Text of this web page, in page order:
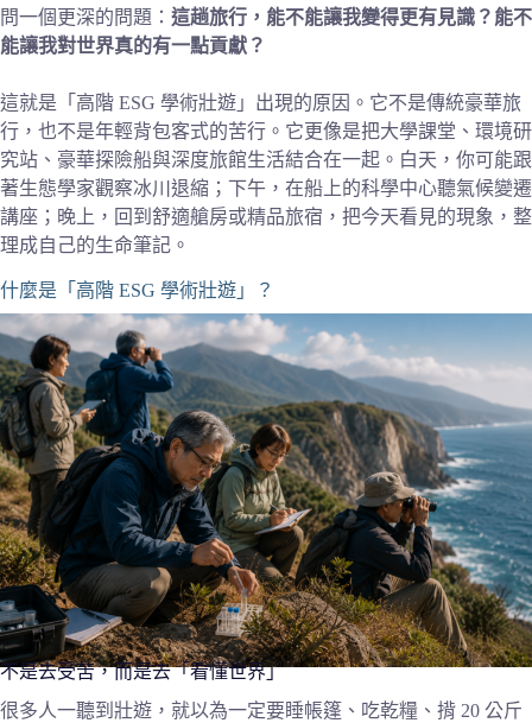
問一個更深的問題： 這趟旅行，能不能讓我變得更有見識？能不
能讓我對世界真的有一點貢獻？
這就是「高階 ESG 學術壯遊」出現的原因。它不是傳統豪華旅
行，也不是年輕背包客式的苦行。它更像是把大學課堂、環境研
究站、豪華探險船與深度旅館生活結合在一起。白天，你可能跟
著生態學家觀察冰川退縮；下午，在船上的科學中心聽氣候變遷
講座；晚上，回到舒適艙房或精品旅宿，把今天看見的現象，整
理成自己的生命筆記。
什麼是「高階 ESG 學術壯遊」？
不是去受苦，而是去「看懂世界」
很多人一聽到壯遊，就以為一定要睡帳篷、吃乾糧、揹 20 公斤